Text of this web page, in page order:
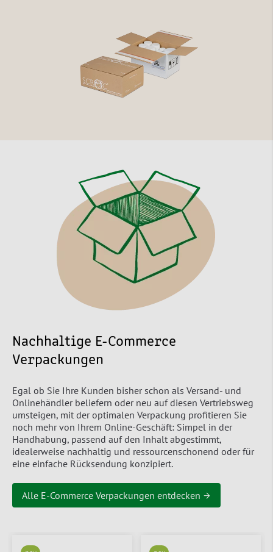
Nachhaltige E-Commerce
Verpackungen
Egal ob Sie Ihre Kunden bisher schon als Versand- und
Onlinehändler beliefern oder neu auf diesen Vertriebsweg
umsteigen, mit der optimalen Verpackung profitieren Sie
noch mehr von Ihrem Online-Geschäft: Simpel in der
Handhabung, passend auf den Inhalt abgestimmt,
idealerweise nachhaltig und ressourcenschonend oder für
eine einfache Rücksendung konzipiert.
Alle E-Commerce Verpackungen entdecken →